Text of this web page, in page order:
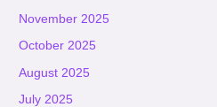
November 2025
October 2025
August 2025
July 2025